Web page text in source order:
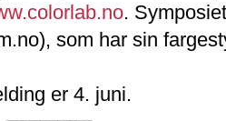
.
som har sin
er 4. juni.